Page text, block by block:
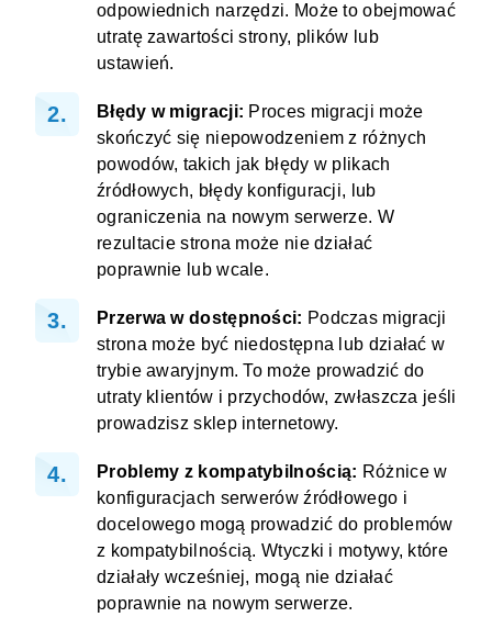
odpowiednich narzędzi. Może to obejmować
utratę zawartości strony, plików lub
ustawień.
Błędy w migracji: Proces migracji może
skończyć się niepowodzeniem z różnych
powodów, takich jak błędy w plikach
źródłowych, błędy konfiguracji, lub
ograniczenia na nowym serwerze. W
rezultacie strona może nie działać
poprawnie lub wcale.
Przerwa w dostępności: Podczas migracji
strona może być niedostępna lub działać w
trybie awaryjnym. To może prowadzić do
utraty klientów i przychodów, zwłaszcza jeśli
prowadzisz sklep internetowy.
Problemy z kompatybilnością: Różnice w
konfiguracjach serwerów źródłowego i
docelowego mogą prowadzić do problemów
z kompatybilnością. Wtyczki i motywy, które
działały wcześniej, mogą nie działać
poprawnie na nowym serwerze.